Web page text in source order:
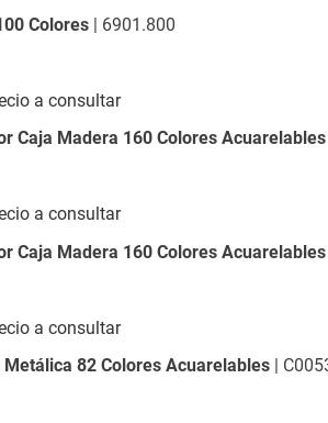
Colores| 6901.800
Caja Madera 160 Colores Acuarelables
a consultar
Caja Madera 160 Colores Acuarelables
a consultar
Metálica 82 Colores Acuarelables|
a consultar